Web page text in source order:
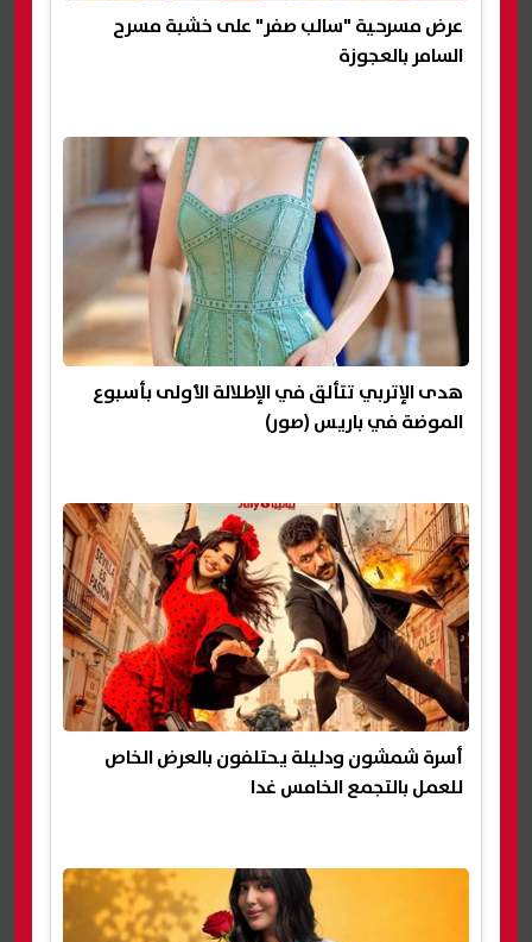
عرض مسرحية "سالب صفر" على خشبة مسرح
السامر بالعجوزة
هدى الإتربي تتألق في الإطلالة الأولى بأسبوع
الموضة في باريس (صور)
أسرة شمشون ودليلة يحتلفون بالعرض الخاص
للعمل بالتجمع الخامس غدا